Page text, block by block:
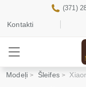
Kontakti
(371)
Modeļi Šleifes